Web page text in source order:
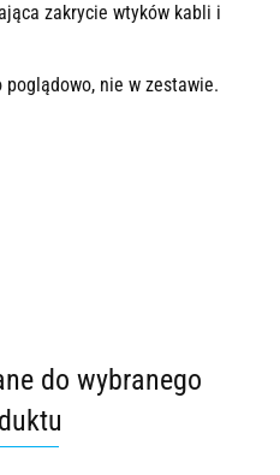
zakrycie wtyków kabli i
nie w zestawie.
do wybranego